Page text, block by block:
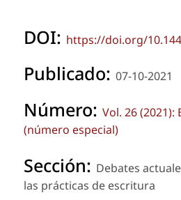
DOI: https://doi.org/
Publicado: 07-10-2021
Número: Vol. 26
(número especial)
Sección: Debates
las prácticas de escritura